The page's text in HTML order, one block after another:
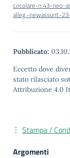
circolare-n.43-neo-
alleg.-newassunt-
Pubblicato:
Eccetto dove
stato rilasciato
Attribuzione 4.0
Stampa /
Argomenti